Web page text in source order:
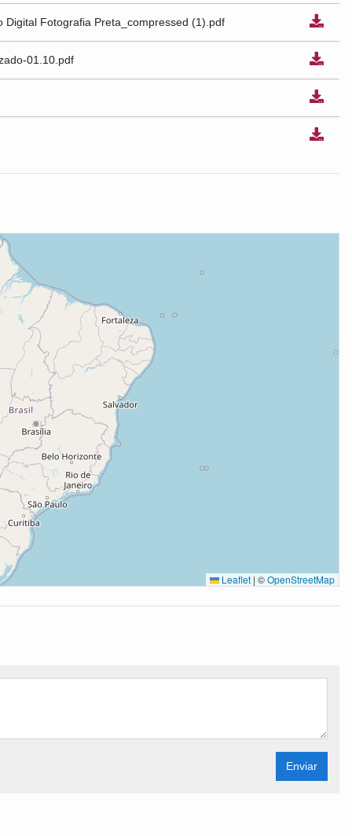
Digital Fotografia Preta_compressed (1).pdf
01.10.pdf
Leaflet | ©OpenStreetMap
Enviar